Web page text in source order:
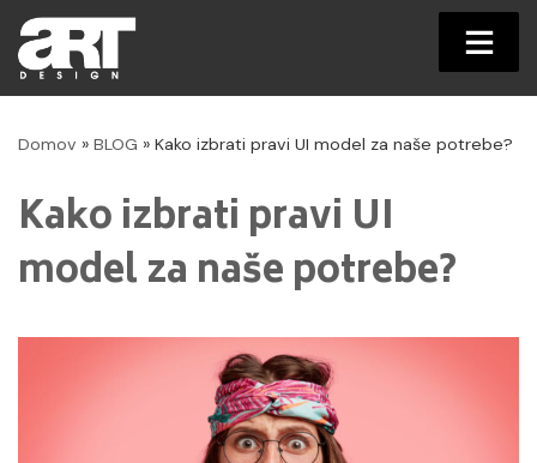
toDomov » BLOG » Kako izbrati pravi UI model za naše potrebe?
Kako izbrati pravi UI
model za naše potrebe?